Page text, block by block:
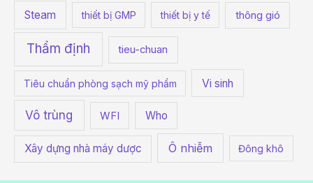
Steam thiết bị GMP thiết bị y tế thông gió
Thẩm định tieu-chuan
Tiêu chuẩn phòng sạch mỹ phẩm Vi sinh
Vô trùng WFI Who
Xây dựng nhà máy dược Ô nhiễm Đông khô